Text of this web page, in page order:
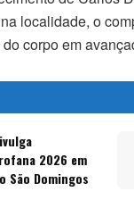
localidade, o
corpo em
2026 em
São Domingos